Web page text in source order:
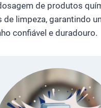
de produtos
de limpeza, garantindo
confiável e duradouro.